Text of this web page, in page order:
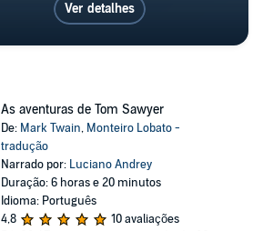
Ver detalhes
As aventuras de Tom Sawyer
De: Mark Twain, Monteiro Lobato -
tradução
Narrado por: Luciano Andrey
Duração: 6 horas e 20 minutos
Idioma: Português
4,8
10 avaliações